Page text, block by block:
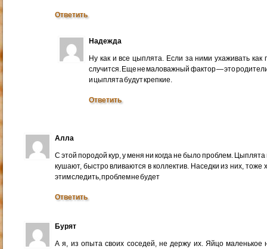
Ответить
Надежда
Ну как и все цыплята. Если за ними ухаживать
случится. Еще не маловажный фактор — это
и цыплята будут крепкие.
Ответить
Алла
С этой породой кур, у меня ни когда не было проблем.
кушают, быстро вливаются в коллектив. Наседки из них,
этим следить, проблем не будет
Ответить
Бурят
А я, из опыта своих соседей, не держу их. Яйцо маленькое